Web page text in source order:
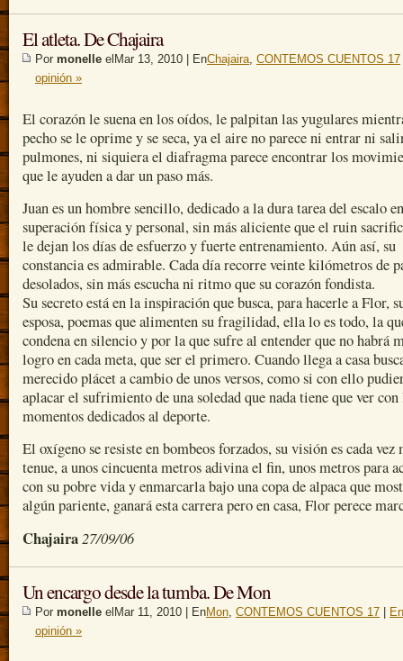
El atleta. De Chajaira
Por monelle elMar 13, 2010 | EnChajaira, CONTEMOS CUENTOS 17
opinión »
El corazón le suena en los oídos, le palpitan las yugulares
pecho se le oprime y se seca, ya el aire no parece ni entrar ni
pulmones, ni siquiera el diafragma parece encontrar los
que le ayuden a dar un paso más.
Juan es un hombre sencillo, dedicado a la dura tarea del escalo
superación física y personal, sin más aliciente que el ruin
le dejan los días de esfuerzo y fuerte entrenamiento. Aún así, su
constancia es admirable. Cada día recorre veinte kilómetros de
desolados, sin más escucha ni ritmo que su corazón fondista.
Su secreto está en la inspiración que busca, para hacerle a Flor,
esposa, poemas que alimenten su fragilidad, ella lo es todo, la
condena en silencio y por la que sufre al entender que no habrá
logro en cada meta, que ser el primero. Cuando llega a casa
merecido plácet a cambio de unos versos, como si con ello
aplacar el sufrimiento de una soledad que nada tiene que ver con
momentos dedicados al deporte.
El oxígeno se resiste en bombeos forzados, su visión es cada vez
tenue, a unos cincuenta metros adivina el fin, unos metros para
con su pobre vida y enmarcarla bajo una copa de alpaca que
algún pariente, ganará esta carrera pero en casa, Flor perece
Chajaira 27/09/06
Un encargo desde la tumba. De Mon
Por monelle elMar 11, 2010 | EnMon, CONTEMOS CUENTOS 17
opinión »